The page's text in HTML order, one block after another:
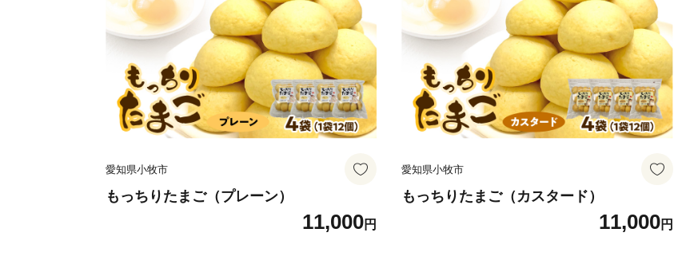
愛知県小牧市
もっちりたまご（プレーン）
11,000円
愛知県小牧市
もっちりたまご（カスタード）
11,000円